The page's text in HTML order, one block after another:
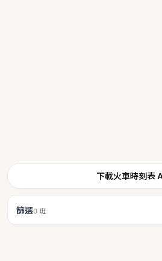
下載火車時刻表
篩選0 班